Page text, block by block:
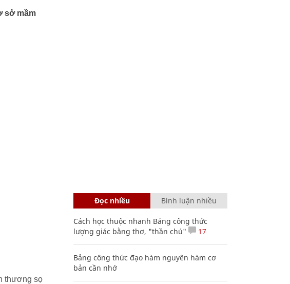
sở mầm
thương sọ
Đọc nhiều Bình luận nhiều
Cách học thuộc nhanh Bảng công thức
lượng giác bằng thơ, "thần chú"
17
Bảng công thức đạo hàm nguyên hàm cơ
bản cần nhớ